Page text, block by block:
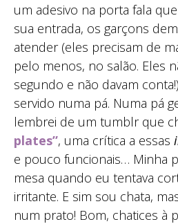
um adesivo na porta fala
sua entrada, os garçons
atender (eles precisam de
pelo menos, no salão. Eles
segundo e não davam
servido numa pá. Numa pá
lembrei de um tumblr que
plates”, uma crítica a essas
e pouco funcionais… Minha
mesa quando eu tentava
irritante. E sim sou chata,
num prato! Bom, chatices à